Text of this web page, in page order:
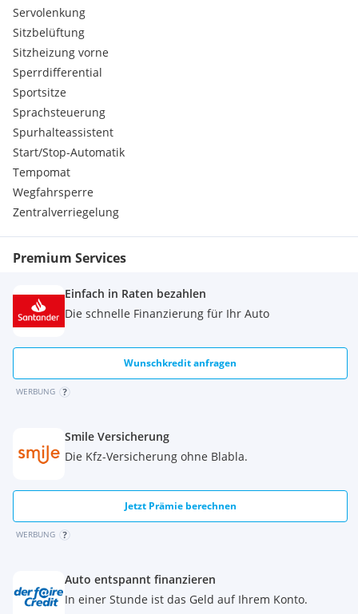
Servolenkung
Sitzbelüftung
Sitzheizung vorne
Sperrdifferential
Sportsitze
Sprachsteuerung
Spurhalteassistent
Start/Stop-Automatik
Tempomat
Wegfahrsperre
Zentralverriegelung
Premium Services
Einfach in Raten bezahlen
Die schnelle Finanzierung für Ihr Auto
Wunschkredit anfragen
WERBUNG
Smile Versicherung
Die Kfz-Versicherung ohne Blabla.
Jetzt Prämie berechnen
WERBUNG
Auto entspannt finanzieren
In einer Stunde ist das Geld auf Ihrem Konto.